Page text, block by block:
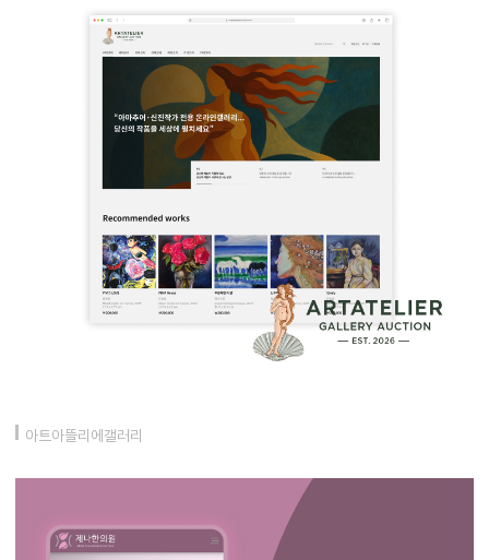
아트아뜰리에갤러리